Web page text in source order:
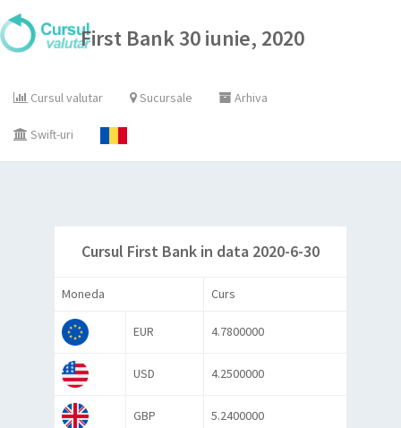
First Bank 30 iunie, 2020
Cursul valutar Sucursale Arhiva
Swift-uri
Cursul First Bank in data 2020-6-30
Moneda Curs
EUR 4.7800000
USD 4.2500000
GBP 5.2400000